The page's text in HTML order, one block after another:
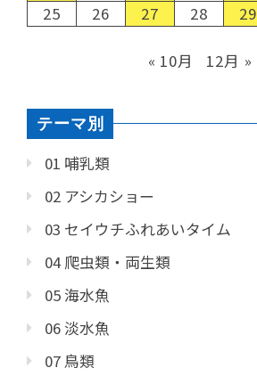
25
26 27 28 29
« 10月 12月 »
テーマ別
01 哺乳類
02 アシカショー
03 セイウチふれあいタイム
04 爬虫類・両生類
05 海水魚
06 淡水魚
07 鳥類